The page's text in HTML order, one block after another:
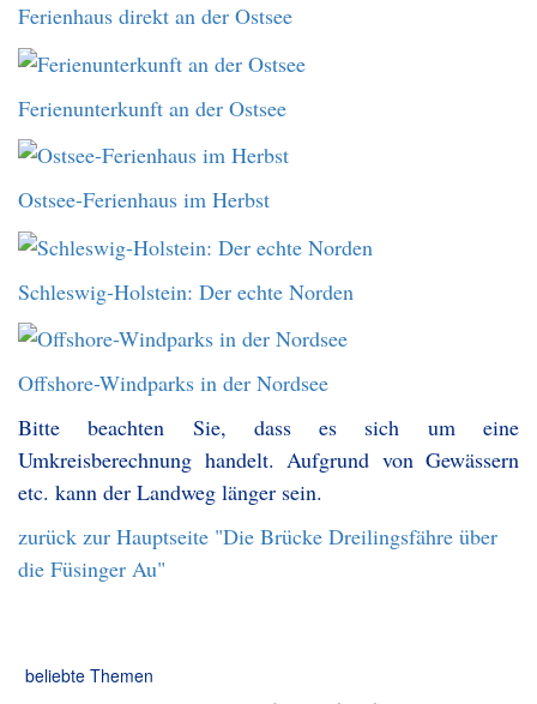
Ferienhaus direkt an der Ostsee
Ferienunterkunft an der Ostsee
Ostsee-Ferienhaus im Herbst
Schleswig-Holstein: Der echte Norden
Offshore-Windparks in der Nordsee
Bitte beachten Sie, dass es sich um eine
Umkreisberechnung handelt. Aufgrund von Gewässern
etc. kann der Landweg länger sein.
zurück zur Hauptseite "Die Brücke Dreilingsfähre über
die Füsinger Au"
beliebte Themen